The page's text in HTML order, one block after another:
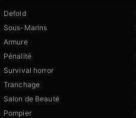
Defold
Sous-Marins
Armure
Pénalité
Survival horror
Tranchage
Salon de Beauté
Pompier